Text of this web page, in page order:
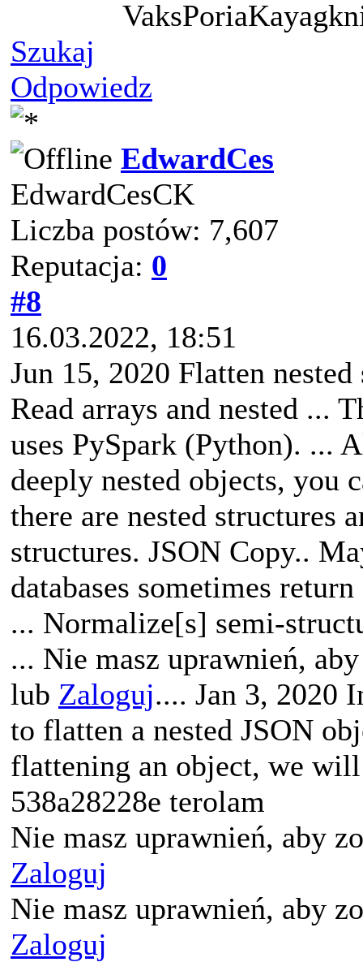
Szukaj
Odpowiedz
EdwardCes
EdwardCesCK
Liczba postów: 7,607
Reputacja: 0
#8
16.03.2022, 18:51
Jun 15, 2020 Flatten
Read arrays and nested ...
uses PySpark (Python). ...
deeply nested objects, you
there are nested structures
structures. JSON Copy..
databases sometimes
... Normalize[s] semi-
... Nie masz uprawnień,
lub Zaloguj.... Jan 3, 2020
to flatten a nested JSON
flattening an object, we
538a28228e terolam
Nie masz uprawnień, aby
Zaloguj
Nie masz uprawnień, aby
Zaloguj